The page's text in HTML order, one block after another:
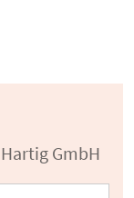
GmbH